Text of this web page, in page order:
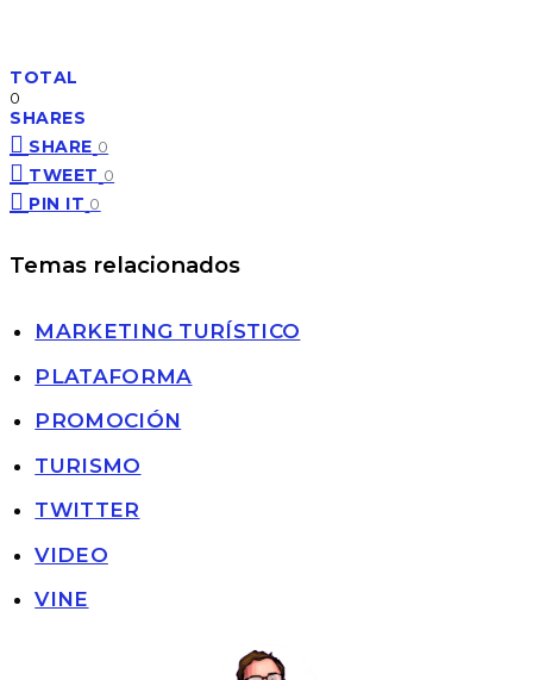
TOTAL
0
SHARES
SHARE 0
TWEET 0
PIN IT 0
Temas relacionados
MARKETING TURÍSTICO
PLATAFORMA
PROMOCIÓN
TURISMO
TWITTER
VIDEO
VINE